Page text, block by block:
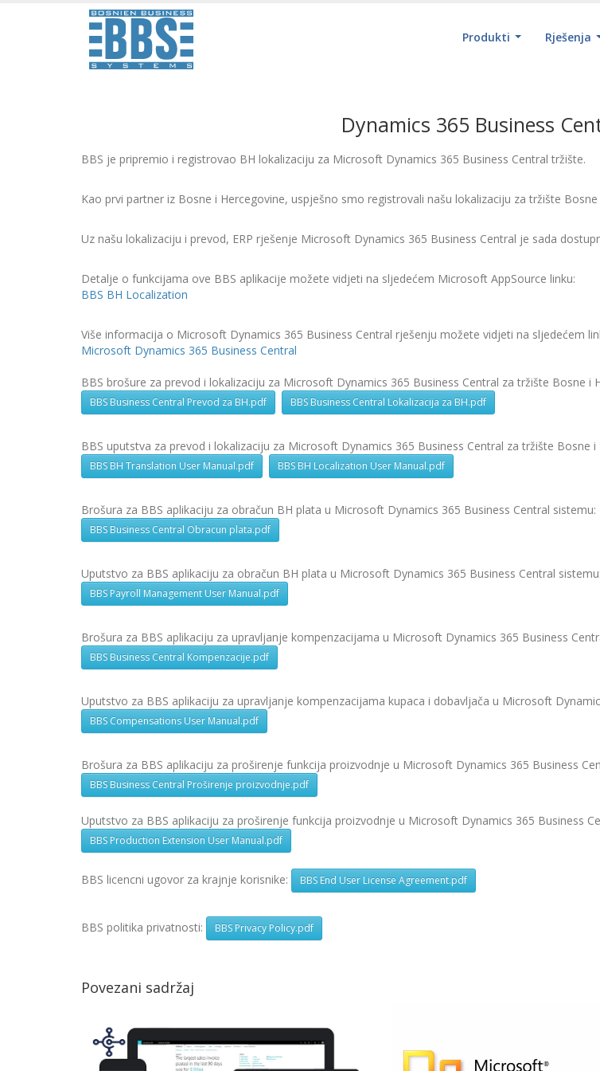
Produkti Rješenja
Dynamics 365 Business
BBS je pripremio i registrovao BH lokalizaciju za Microsoft Dynamics 365 Business Central tržište.
Kao prvi partner iz Bosne i Hercegovine, uspješno smo registrovali našu lokalizaciju za tržište
Uz našu lokalizaciju i prevod, ERP rješenje Microsoft Dynamics 365 Business Central je sada
Detalje o funkcijama ove BBS aplikacije možete vidjeti na sljedećem Microsoft AppSource linku:
BBS BH Localization
Više informacija o Microsoft Dynamics 365 Business Central rješenju možete vidjeti na sljedećem
Microsoft Dynamics 365 Business Central
BBS brošure za prevod i lokalizaciju za Microsoft Dynamics 365 Business Central za tržište Bosne i
BBS Business Central Prevod za BH.pdf BBS Business Central Lokalizacija za BH.pdf
BBS uputstva za prevod i lokalizaciju za Microsoft Dynamics 365 Business Central za tržište Bosne i
BBS BH Translation User Manual.pdf BBS BH Localization User Manual.pdf
Brošura za BBS aplikaciju za obračun BH plata u Microsoft Dynamics 365 Business Central sistemu:
BBS Business Central Obracun plata.pdf
Uputstvo za BBS aplikaciju za obračun BH plata u Microsoft Dynamics 365 Business Central sistemu:
BBS Payroll Management User Manual.pdf
Brošura za BBS aplikaciju za upravljanje kompenzacijama u Microsoft Dynamics 365 Business
BBS Business Central Kompenzacije.pdf
Uputstvo za BBS aplikaciju za upravljanje kompenzacijama kupaca i dobavljača u Microsoft
BBS Compensations User Manual.pdf
Brošura za BBS aplikaciju za proširenje funkcija proizvodnje u Microsoft Dynamics 365 Business
BBS Business Central Proširenje proizvodnje.pdf
Uputstvo za BBS aplikaciju za proširenje funkcija proizvodnje u Microsoft Dynamics 365 Business
BBS Production Extension User Manual.pdf
BBS licencni ugovor za krajnje korisnike: BBS End User License Agreement.pdf
BBS politika privatnosti: BBS Privacy Policy.pdf
Povezani sadržaj